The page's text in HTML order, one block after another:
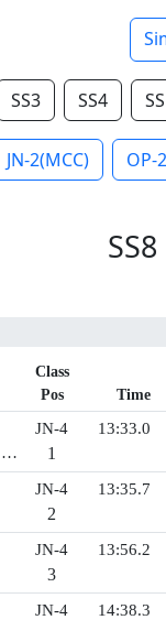
SS3 SS4
JN-2(MCC) OP-2
Class
Pos
Time
JN-4
1
13:33.0
JN-4
2
13:35.7
JN-4
3
13:56.2
JN-4 14:38.3